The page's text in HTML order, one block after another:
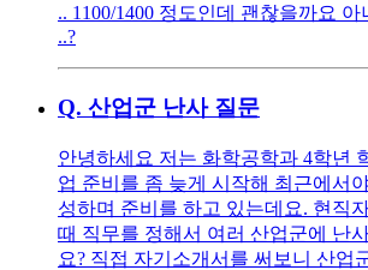
.. 1100/1400 정도인데 괜찮을까요
..?
Q. 산업군 난사 질문
안녕하세요 저는 화학공학과 4학년
업 준비를 좀 늦게 시작해 최근에서
성하며 준비를 하고 있는데요. 현직
때 직무를 정해서 여러 산업군에 난
요? 직접 자기소개서를 써보니 산업